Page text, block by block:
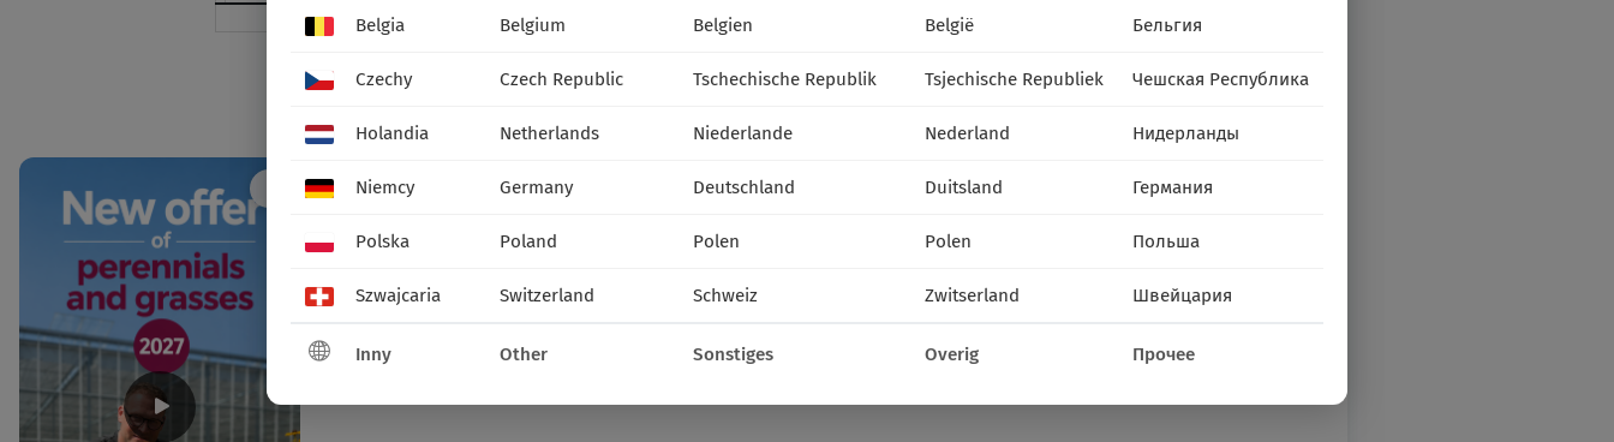
miesiąc:
udostępnij:
Belgia Belgium Belgien België Бельгия
Czechy Czech Republic Tschechische Republik Tsjechische Republiek Чешская Республика
Holandia Netherlands Niederlande Nederland Нидерланды
Niemcy Germany Deutschland Duitsland Германия
Polska Poland Polen Polen Польша
Szwajcaria Switzerland Schweiz Zwitserland Швейцария
Inny Other Sonstiges Overig Прочее